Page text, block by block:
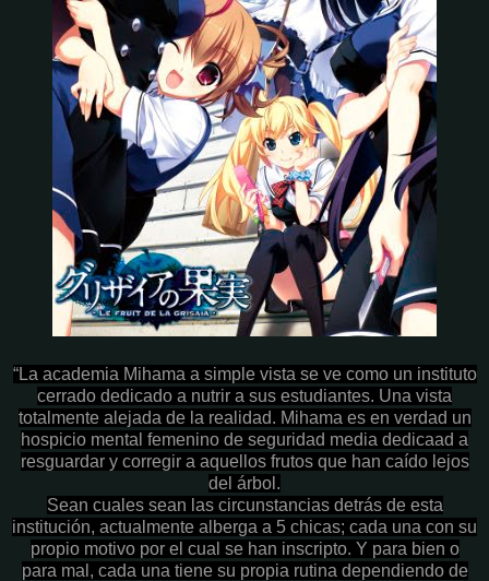
“La academia Mihama a simple vista se ve como un instituto
cerrado dedicado a nutrir a sus estudiantes. Una vista
totalmente alejada de la realidad. Mihama es en verdad un
hospicio mental femenino de seguridad media dedicaad a
resguardar y corregir a aquellos frutos que han caído lejos
del árbol.
Sean cuales sean las circunstancias detrás de esta
institución, actualmente alberga a 5 chicas; cada una con su
propio motivo por el cual se han inscripto. Y para bien o
para mal, cada una tiene su propia rutina dependiendo de